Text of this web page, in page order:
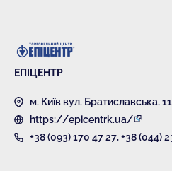
ЕПІЦЕНТР
м. Київ вул. Братиславська, 11
https://epicentrk.ua/
+38 (093) 170 47 27,+38 (044)